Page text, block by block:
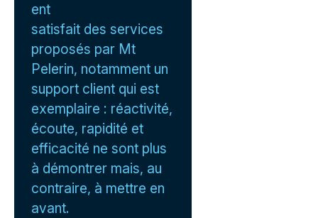
ent
satisfait des services
proposés par Mt
Pelerin, notamment un
support client qui est
exemplaire : réactivité,
écoute, rapidité et
efficacité ne sont plus
à démontrer mais, au
contraire, à mettre en
avant.